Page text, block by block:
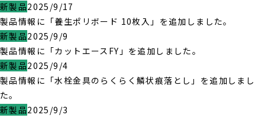
新製品2025/9/17
製品情報に「養生ポリボード 10枚入」を追加しました。
新製品2025/9/9
製品情報に「カットエースFY」を追加しました。
新製品2025/9/4
製品情報に「水栓金具のらくらく鱗状痕落とし」を追加しまし
た。
新製品2025/9/3